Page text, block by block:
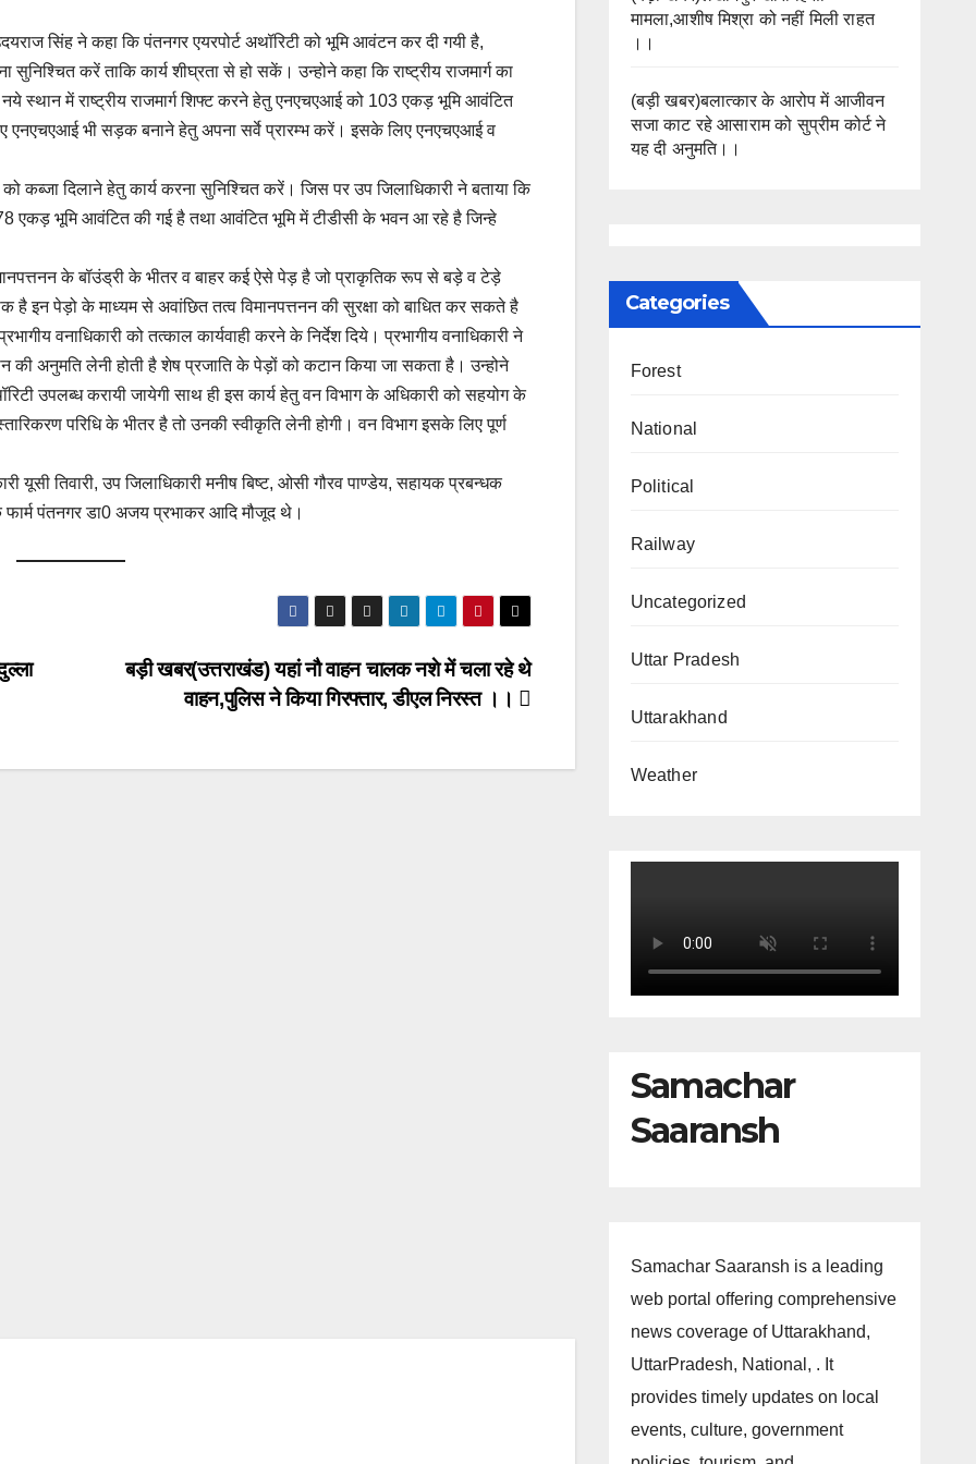
सिंह ने कहा कि पंतनगर एयरपोर्ट अथॉरिटी को भूमि आवंटन कर दी गयी है,
सुनिश्चित करें ताकि कार्य शीघ्रता से हो सकें। उन्होने कहा कि राष्ट्रीय राजमार्ग का
स्थान में राष्ट्रीय राजमार्ग शिफ्ट करने हेतु एनएचएआई को 103 एकड़ भूमि आवंटित
एनएचएआई भी सड़क बनाने हेतु अपना सर्वे प्रारम्भ करें। इसके लिए एनएचएआई व
को कब्जा दिलाने हेतु कार्य करना सुनिश्चित करें। जिस पर उप जिलाधिकारी ने बताया कि
एकड़ भूमि आवंटित की गई है तथा आवंटित भूमि में टीडीसी के भवन आ रहे है जिन्हे
के बॉउंड्री के भीतर व बाहर कई ऐसे पेड़ है जो प्राकृतिक रूप से बड़े व टेड़े
इन पेड़ो के माध्यम से अवांछित तत्व विमानपत्तनन की सुरक्षा को बाधित कर सकते है
वनाधिकारी को तत्काल कार्यवाही करने के निर्देश दिये। प्रभागीय वनाधिकारी ने
अनुमति लेनी होती है शेष प्रजाति के पेड़ों को कटान किया जा सकता है। उन्होने
उपलब्ध करायी जायेगी साथ ही इस कार्य हेतु वन विभाग के अधिकारी को सहयोग के
परिधि के भीतर है तो उनकी स्वीकृति लेनी होगी। वन विभाग इसके लिए पूर्ण
यूसी तिवारी, उप जिलाधिकारी मनीष बिष्ट, ओसी गौरव पाण्डेय, सहायक प्रबन्धक
पंतनगर डा0 अजय प्रभाकर आदि मौजूद थे।
बड़ी खबर(उत्तराखंड) यहां नौ वाहन चालक नशे में चला रहे थे
वाहन,पुलिस ने किया गिरफ्तार, डीएल निरस्त ।।
मामला,आशीष मिश्रा को नहीं मिली राहत
।।
(बड़ी खबर)बलात्कार के आरोप में आजीवन
सजा काट रहे आसाराम को सुप्रीम कोर्ट ने
यह दी अनुमति।।
Categories
Forest
National
Political
Railway
Uncategorized
Uttar Pradesh
Uttarakhand
Weather
Samachar
Saaransh
Samachar Saaransh is a leading
web portal offering comprehensive
news coverage of Uttarakhand,
UttarPradesh, National, . It
provides timely updates on local
events, culture, government